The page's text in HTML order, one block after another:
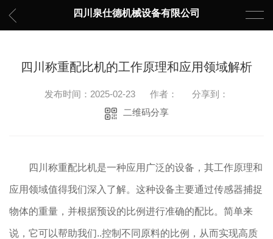
四川泉仕德机械设备有限公司
四川称重配比机的工作原理和应用领域解析
发布时间：2025-02-23 作者：
分享到：
二维码分享
四川称重配比机是一种应用广泛的设备，其工作原理和
应用领域值得我们深入了解。这种设备主要通过传感器捕捉
物体的重量，并根据预设的比例进行准确的配比。简单来
说，它可以帮助我们..控制不同原料的比例，从而实现高质